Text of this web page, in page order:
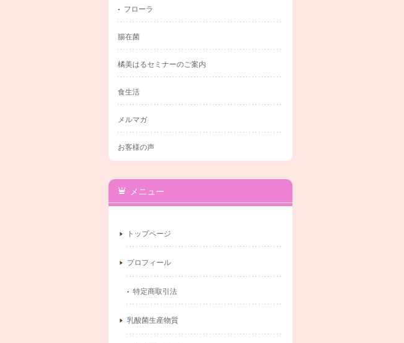
フローラ
腸在菌
橘美はるセミナーのご案内
食生活
メルマガ
お客様の声
メニュー
トップページ
プロフィール
特定商取引法
乳酸菌生産物質